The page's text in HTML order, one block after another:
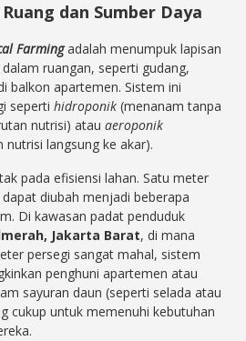
dan Sumber Daya
Farmingadalah menumpuk lapisan
ruangan, seperti gudang,
balkon apartemen. Sistem ini
sepertihidroponik (menanam tanpa
nutrisi) atauaeroponik
langsung ke akar).
pada efisiensi lahan. Satu meter
diubah menjadi beberapa
Di kawasan padat penduduk
Jakarta Barat, di mana
persegi sangat mahal, sistem
penghuni apartemen atau
sayuran daun (seperti selada atau
cukup untuk memenuhi kebutuhan